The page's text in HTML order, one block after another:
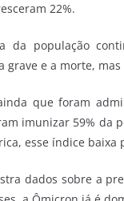
22%.
da população
grave e a morte,
que foram
imunizar 59% da
esse índice baixa
dados sobre a